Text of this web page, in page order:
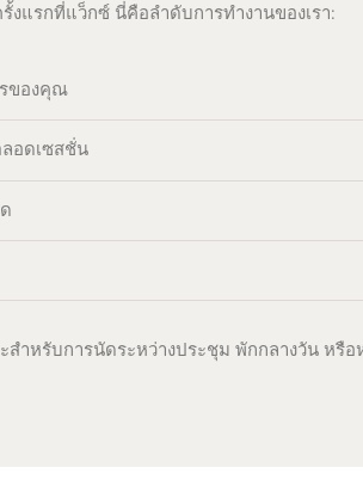
งแรกที่แว็กซ์ นี่คือลำดับการทำงานของเรา:
ของคุณ
อดเซสชั่น
สำหรับการนัดระหว่างประชุม พักกลางวัน หรือ